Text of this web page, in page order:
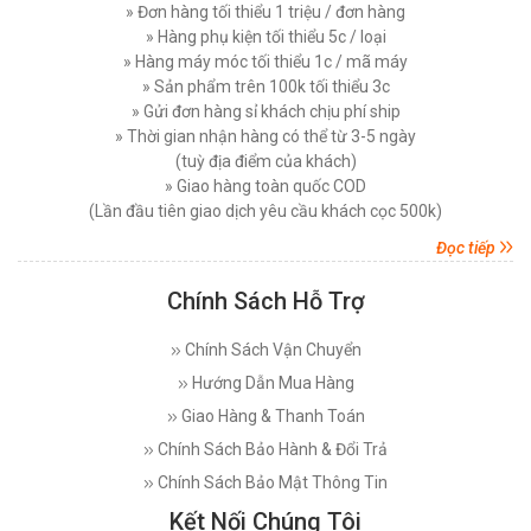
Hướng Dẫn Sử Dụng Máy Cắt Vải Đầu Bàn Chi
Tiết Đúng Cách Hiệu Quả
Thứ bảy, 29/11/2025
Máy Cắt Vải Viền Là Gì? Lợi Ích Và Ứng Dụng
Trong Ngành May Hiện Nay
Thứ tư, 26/11/2025
Nên Chọn Máy Cắt Vải Cầm Tay Hay Máy Cắt
Vải Đứng
Đứng Và Cách Khắc Phục
Thứ bảy, 15/11/2025
Top 5 Loại Máy Cắt Vải Cầm Tay Tốt Nhất Hiện
Nay - Nên Mua Loại Nào ?
Máy Cắt Vải Đầu Bàn Là Gì? Top 5 Điều Cần Biết
Thứ bảy, 08/11/2025
MÁY CẮT VẢI ĐẦU BÀN LEJIANG YJ-108D (
NGUYÊN BỘ )
Đăng nhập để xem giá sỉ
Giá bán lẻ: 4.270.000đ
MÁY CẮT VẢI ĐẦU BÀN LEJIANG YJ-168D (
NGUYÊN BỘ )
Đăng nhập để xem giá sỉ
MÁY CẮT VẢI ĐỨNG DAYANG CDZ-103 08 INCH
750W
Đăng nhập để xem giá sỉ
Chính Sách Hỗ Trợ
Chính Sách Vận Chuyển
Hướng Dẫn Mua Hàng
Giao Hàng & Thanh Toán
Chính Sách Bảo Hành & Đổi Trả
Chính Sách Bảo Mật Thông Tin
» Đơn hàng tối thiểu 1 triệu / đơn hàng
» Hàng phụ kiện tối thiểu 5c / loại
» Hàng máy móc tối thiểu 1c / mã máy
» Sản phẩm trên 100k tối thiểu 3c
» Gửi đơn hàng sỉ khách chịu phí ship
» Thời gian nhận hàng có thể từ 3-5 ngày
(tuỳ địa điểm của khách)
» Giao hàng toàn quốc COD
(Lần đầu tiên giao dịch yêu cầu khách cọc 500k)
Đọc tiếp
Kết Nối Chúng Tôi